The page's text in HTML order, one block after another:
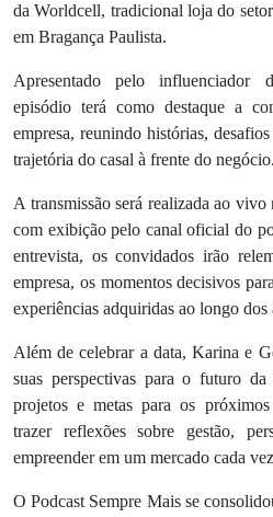
da Worldcell, tradicional loja do
em Bragança Paulista.
Apresentado pelo influenciador
episódio terá como destaque a
empresa, reunindo histórias,
trajetória do casal à frente do negócio.
A transmissão será realizada ao
com exibição pelo canal oficial do
entrevista, os convidados irão
empresa, os momentos decisivos
experiências adquiridas ao longo
Além de celebrar a data, Karina e
suas perspectivas para o futuro
projetos e metas para os
trazer reflexões sobre gestão,
empreender em um mercado cada
O Podcast Sempre Mais se